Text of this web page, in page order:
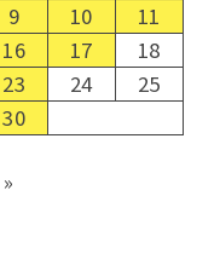
9 10
11
16 17
18
23 24
25
30